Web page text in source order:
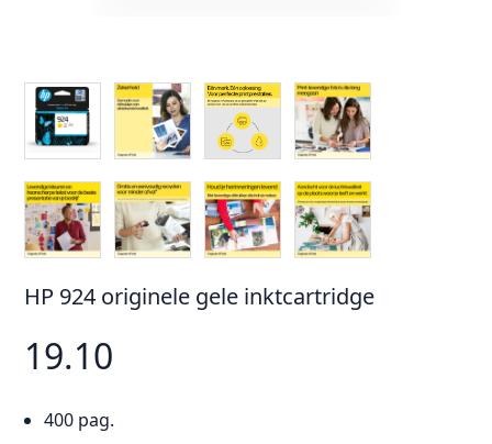
HP 924 originele gele inktcartridge
19.10
400 pag.